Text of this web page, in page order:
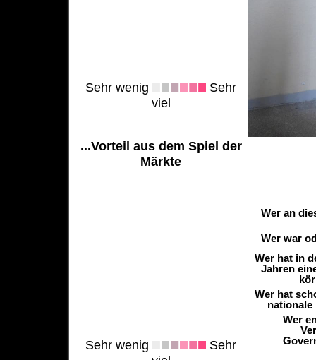
Sehr wenig
Sehr
viel
...Vorteil aus dem Spiel der
Märkte
Sehr wenig
Sehr
Wer an
Wer war
Wer hat in
Jahren
Wer hat
Wer